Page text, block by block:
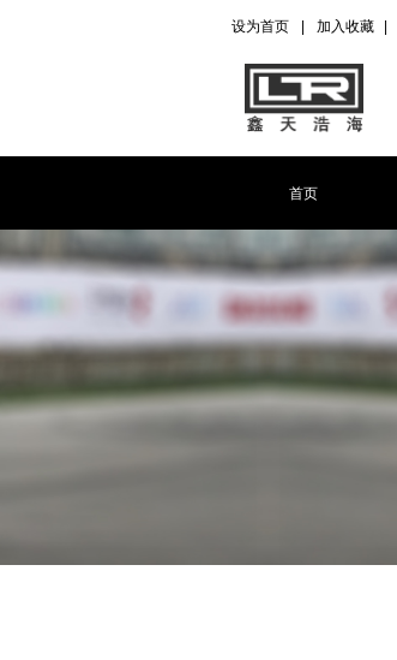
设为首页 加入收藏
首页